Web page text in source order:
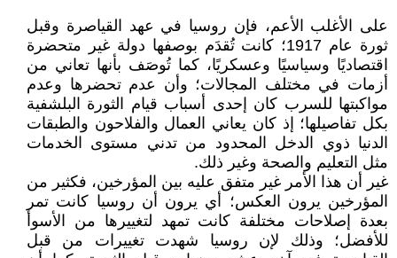
على الأغلب الأعم، فإن روسيا في عهد القياصرة وقبل
ثورة عام 1917؛ كانت تُقدَم بوصفها دولة غير متحضرة
اقتصاديًا وسياسيًا وعسكريًا، كما تُوصَف بأنها تعاني من
أزمات في مختلف المجالات؛ وأن عدم تحضرها وعدم
مواكبتها للسرب كان إحدى أسباب قيام الثورة البلشفية
بكل تفاصيلها؛ إذ كان يعاني العمال والفلاحون والطبقات
الدنيا ذوي الدخل المحدود من تدني مستوى الخدمات
مثل التعليم والصحة وغير ذلك.
غير أن هذا الأمر غير متفق عليه بين المؤرخين، فكثير من
المؤرخين يرون العكس؛ أي يرون أن روسيا كانت تمر
بعدة إصلاحات مختلفة كانت تمهد لتغييرها من الأسوأ
للأفضل؛ وذلك لإن روسيا شهدت تغييرات من قبل